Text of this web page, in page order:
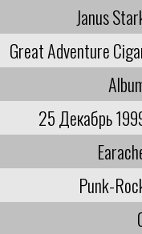
Janus
Great Adventure
25 Декабрь
Punk-